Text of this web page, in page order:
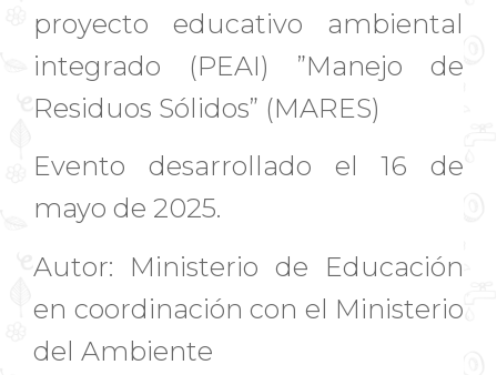
proyecto educativo ambiental
integrado (PEAI) ”Manejo de
Residuos Sólidos” (MARES)
Evento desarrollado el 16 de
mayo de 2025.
Autor: Ministerio de Educación
en coordinación con el Ministerio
del Ambiente